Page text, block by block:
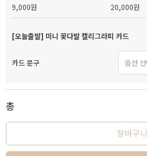
9,000원 20,000원
[오늘출발] 미니 꽃다발 캘리그라피 카드
카드 문구
총
장바구니